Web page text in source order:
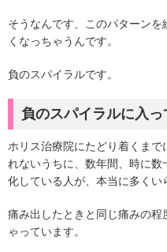
そうなんです、このパターン
くなっちゃうんです。
負のスパイラルです。
負のスパイラルに入っ
ホリス治療院にたどり着くま
れないうちに、数年間、時に
化している人が、本当に多くい
痛み出したときと同じ痛みの
ゃっています。